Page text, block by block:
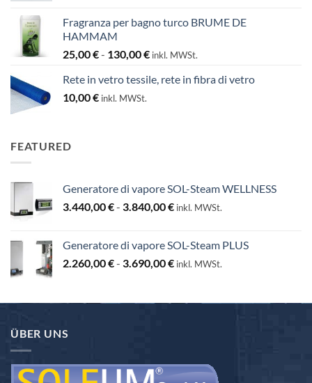
Fragranza per bagno turco BRUME DE
HAMMAM
25,00€- 130,00€Fascia
prezzo:
inkl. MWSt.
Rete in vetro tessile, rete in fibra di vetro
10,00€ inkl. MWSt.
FEATURED
Generatore di vapore SOL-Steam WELLNESS
3.440,00€- 3.840,00€Fascia
da
3.440,00 €
inkl. MWSt.
Generatore di vapore SOL-Steam PLUS
2.260,00€- 3.690,00€Fascia
da
inkl. MWSt.
ÜBER UNS